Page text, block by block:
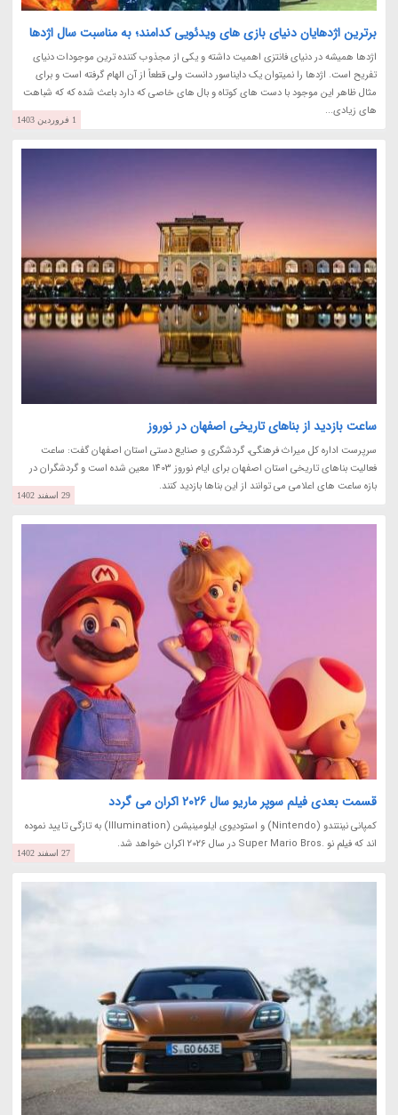
برترین اژدهایان دنیای بازی های ویدئویی کدامند؛ به مناسبت سال اژدها
اژدها همیشه در دنیای فانتزی اهمیت داشته و یکی از مجذوب کننده ترین موجودات دنیای
تفریح است. اژدها را نمیتوان یک دایناسور دانست ولی قطعاً از آن الهام گرفته است و برای
مثال ظاهر این موجود با دست های کوتاه و بال های خاصی که دارد باعث شده که که شباهت
های زیادی...
1 فروردین 1403
ساعت بازدید از بناهای تاریخی اصفهان در نوروز
سرپرست اداره کل میراث فرهنگی، گردشگری و صنایع دستی استان اصفهان گفت: ساعت
فعالیت بناهای تاریخی استان اصفهان برای ایام نوروز 1403 معین شده است و گردشگران در
بازه ساعت های اعلامی می توانند از این بناها بازدید کنند.
29 اسفند 1402
قسمت بعدی فیلم سوپر ماریو سال 2026 اکران می گردد
کمپانی نینتندو (Nintendo) و استودیوی ایلومینیشن (Illumination) به تازگی تایید نموده
اند که فیلم نو .Super Mario Bros در سال 2026 اکران خواهد شد.
27 اسفند 1402